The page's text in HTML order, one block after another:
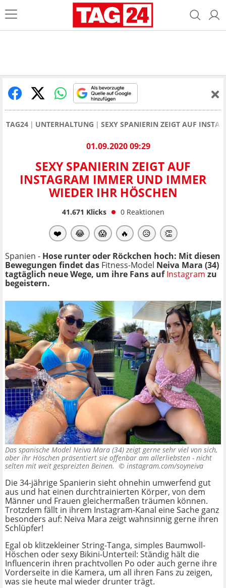
TAG24 UNTERHALTUNG SEXY SPANIERIN ZEIGT AUF
01.09.2020 09:29
SEXY SPANIERIN ZEIGT AUF
INSTAGRAM IMMER UND IMMER
WIEDER IHR HÖSCHEN
41.671 Klicks 0 Reaktionen
❤️ 😂 😱 🔥 😥 👏
Spanien - Hose runter oder Röckchen hoch: Mit diesen
Bewegungen findet das Fitness-Model Neiva Mara (34)
tagtäglich neue Wege, um ihre Fans aufInstagram zu
begeistern.
Das spanische Model Neiva Mara (34) zeigt gerne sehr viel von sich,
aber ihr Höschen präsentiert sie offenbar am allerliebsten - nicht
selten mit weit gespreizten Beinen. © instagram.com/soyneiva
Die 34-jährige Spanierin sieht ohnehin umwerfend gut
aus und hat einen durchtrainierten Körper, von dem
Männer und Frauen gleichermaßen träumen können.
Trotzdem fällt in ihrem Instagram-Kanal eine Sache ganz
besonders auf: Neiva Mara zeigt wahnsinnig gerne ihren
Schlüpfer!
Egal ob klitzekleiner String-Tanga, simples Baumwoll-
Höschen oder sexy Bikini-Unterteil: Ständig hält die
Influencerin ihren prachtvollen Po oder auch gerne ihre
Vorderseite in die Kamera, um all ihren Fans zu zeigen,
was sie heute mal wieder drunter trägt.